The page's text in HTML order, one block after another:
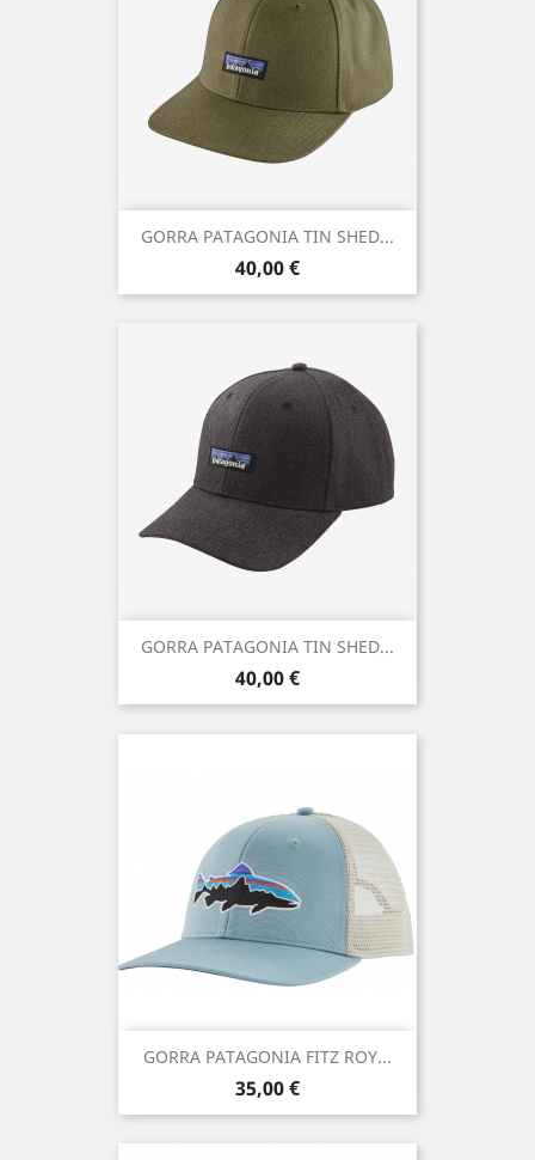
GORRA PATAGONIA TIN SHED...
Precio
40,00 €
GORRA PATAGONIA TIN SHED...
Precio
40,00 €
GORRA PATAGONIA FITZ ROY...
Precio
35,00 €